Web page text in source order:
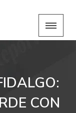
CON